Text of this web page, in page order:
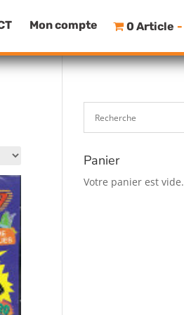
Mon compte 0 Article
Panier
Votre panier est vide.